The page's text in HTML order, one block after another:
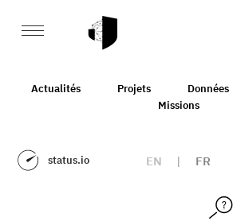
Actualités Projets Données
Missions
status.io EN | FR